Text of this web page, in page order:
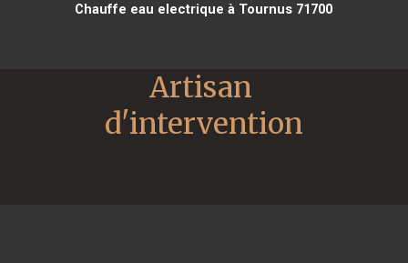
Chauffe eau electrique à Tournus 71700
Artisan
d'intervention